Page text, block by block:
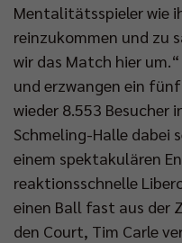
Mentalitätsspieler wie
reinzukommen und zu
wir das Match hier
und erzwangen ein
wieder 8.553 Besucher
Schmeling-Halle dabei
einem spektakulären
reaktionsschnelle
einen Ball fast aus der
den Court, Tim Carle